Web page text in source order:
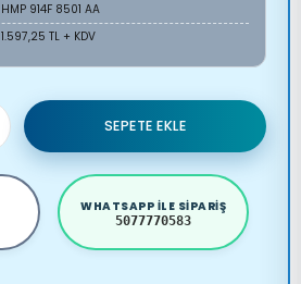
HMP 914F 8501 AA
1.597,25 TL + KDV
SEPETE EKLE
WHATSAPP ILE SIPARIŞ
5077770583